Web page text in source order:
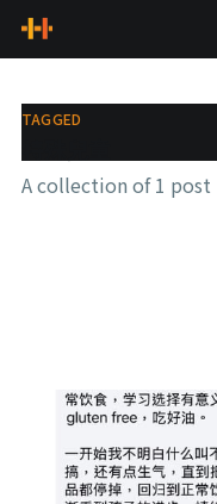
TAGGED
A collection of 1 post